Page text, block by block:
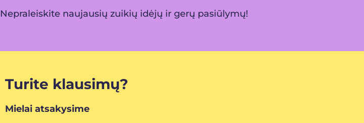
Nepraleiskite naujausių zuikių idėjų ir gerų pasiūlymų!
Turite klausimų?
Mielai atsakysime